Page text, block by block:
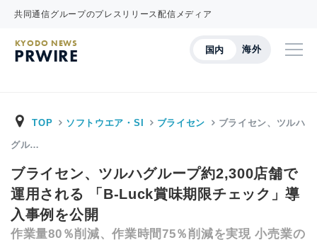
共同通信グループのプレスリリース配信メディア
国内 海外
KYODO NEWS
PRWIRE
TOP ソフトウエア・SI ブライセン ブライセン、ツルハ
グル…
ブライセン、ツルハグループ約2,300店舗で
運用される 「B-Luck賞味期限チェック」導
入事例を公開
作業量80％削減、作業時間75％削減を実現 小売業の